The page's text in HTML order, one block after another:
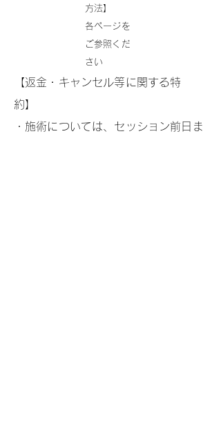
方法】
各ページを
ご参照くだ
さい
【返金・キャンセル等に関する特
約】
・施術については、セッション前日ま